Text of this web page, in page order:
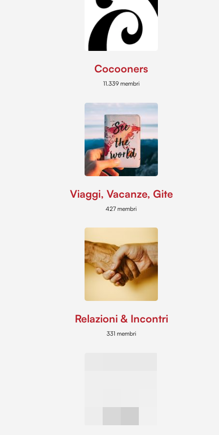
Cocooners
11.339 membri
Viaggi, Vacanze, Gite
427 membri
Relazioni & Incontri
331 membri